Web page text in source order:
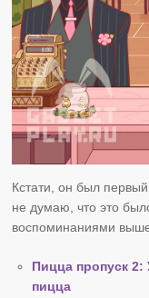
Кстати, он был
не думаю, что это
воспоминаниями
Пицца пропуск
пицца